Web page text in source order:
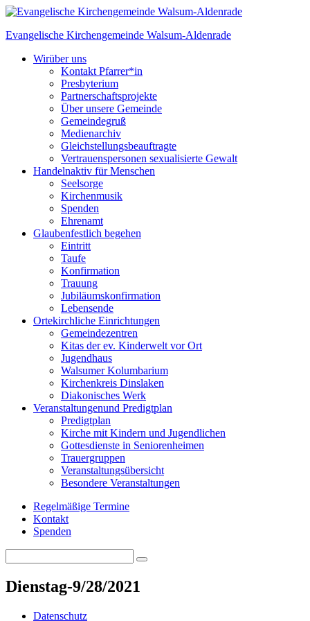
Skip
content
Evangelische Kirchengemeinde Walsum-Aldenrade
Wirüber uns
Kontakt Pfarrer*in
Presbyterium
Partnerschaftsprojekte
Über unsere Gemeinde
Gemeindegruß
Medienarchiv
Gleichstellungs­beauftragte
Vertrauenspersonen sexualisierte Gewalt
Handelnaktiv für Menschen
Seelsorge
Kirchenmusik
Spenden
Ehrenamt
Glaubenfestlich begehen
Eintritt
Taufe
Konfirmation
Trauung
Jubiläumskonfirmation
Lebensende
Ortekirchliche Einrichtungen
Gemeindezentren
Kitas der ev. Kinderwelt vor Ort
Jugendhaus
Walsumer Kolumbarium
Kirchenkreis Dinslaken
Diakonisches Werk
Veranstaltungenund Predigtplan
Predigtplan
Kirche mit Kindern und Jugendlichen
Gottesdienste in Seniorenheimen
Trauergruppen
Veranstaltungsübersicht
Besondere Veranstaltungen
Regelmäßige Termine
Kontakt
Spenden
for:
Search
Dienstag-9/28/2021
Datenschutz